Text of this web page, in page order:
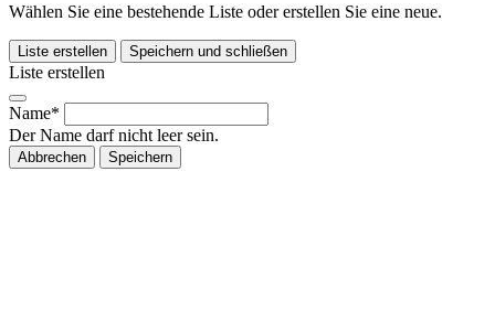
Wählen Sie eine bestehende Liste oder erstellen Sie eine neue.
Liste erstellen Speichern und schließen
Liste erstellen
Name*
Der Name darf nicht leer sein.
Abbrechen Speichern